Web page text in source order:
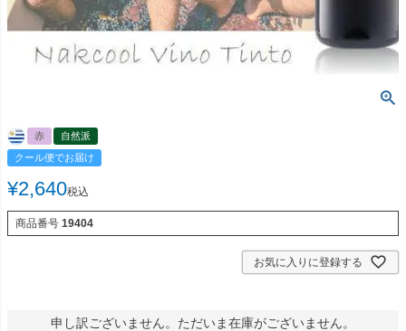
赤
自然派
クール便でお届け
¥2,640税込
商品番号 19404
お気に入りに登録する
申し訳ございません。ただいま在庫がございません。